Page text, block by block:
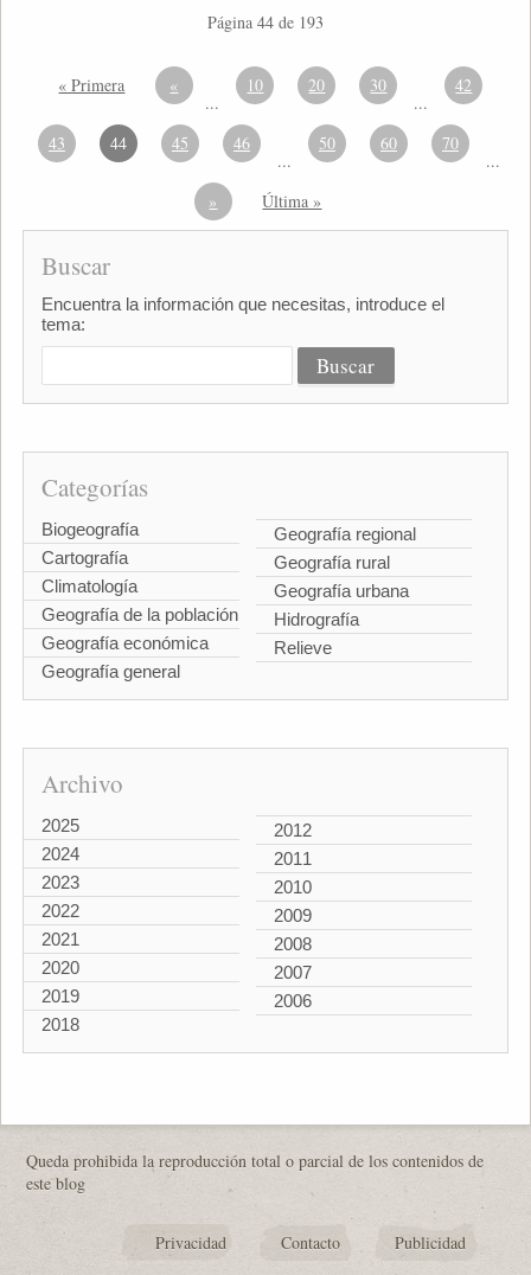
Página 44 de 193
« Primera «
...
10 20 30
...
42
43 44 45 46
...
50 60 70
...
»
Última »
Buscar
Encuentra la información que necesitas, introduce el
tema:
Categorías
Biogeografía
Cartografía
Climatología
Geografía de la población
Geografía económica
Geografía general
Geografía regional
Geografía rural
Geografía urbana
Hidrografía
Relieve
Archivo
2025
2024
2023
2022
2021
2020
2019
2018
2012
2011
2010
2009
2008
2007
2006
Queda prohibida la reproducción total o parcial de los contenidos de
este blog
Privacidad Contacto Publicidad